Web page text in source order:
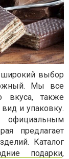
выбор
Мы все
также
и упаковку.
официальным
предлагает
Каталог
подарки,